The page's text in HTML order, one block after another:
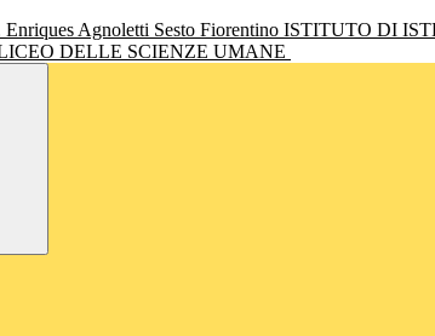
ISTITUTO DI
DELLE SCIENZE UMANE